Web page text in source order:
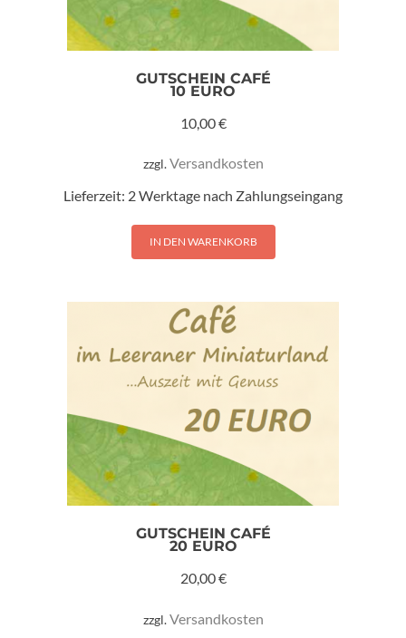
GUTSCHEIN CAFÉ
10 EURO
10,00€
zzgl.Versandkosten
Lieferzeit: 2 Werktage nach Zahlungseingang
IN DEN WARENKORB
GUTSCHEIN CAFÉ
20 EURO
20,00€
zzgl.Versandkosten